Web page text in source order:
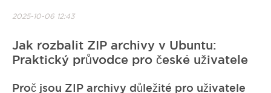
2025-10-06 12:43
Jak rozbalit ZIP archivy v Ubuntu:
Praktický průvodce pro české uživatele
Proč jsou ZIP archivy důležité pro uživatele